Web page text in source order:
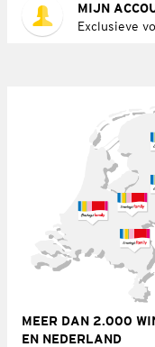
MIJN
Exclusieve
MEER DAN 2.000
EN NEDERLAND